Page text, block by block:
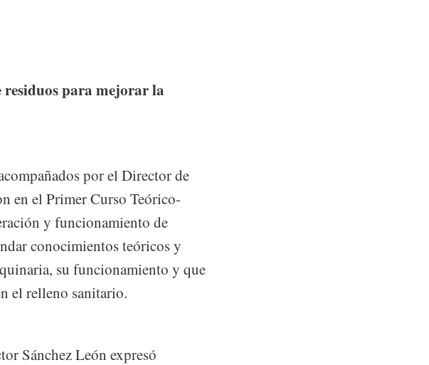
residuos para mejorar la
por el Director de
en el Primer Curso Teórico-
y funcionamiento de
conocimientos teóricos y
su funcionamiento y que
el relleno sanitario.
Sánchez León expresó